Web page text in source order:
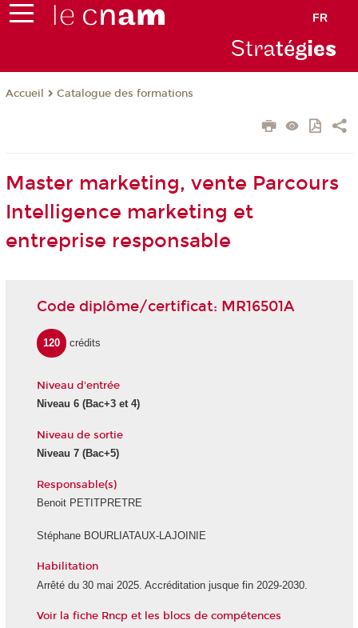
FR
Stratégies
Accueil Catalogue des formations
Master marketing, vente Parcours
Intelligence marketing et
entreprise responsable
Code diplôme/certificat: MR16501A
120 crédits
Niveau d'entrée
Niveau 6(Bac+3 et 4)
Niveau de sortie
Niveau 7(Bac+5)
Responsable(s)
Benoit PETITPRETRE
Stéphane BOURLIATAUX-LAJOINIE
Habilitation
Arrêté du 30 mai 2025. Accréditation jusque fin 2029-2030.
Voir la fiche Rncp et les blocs de compétences